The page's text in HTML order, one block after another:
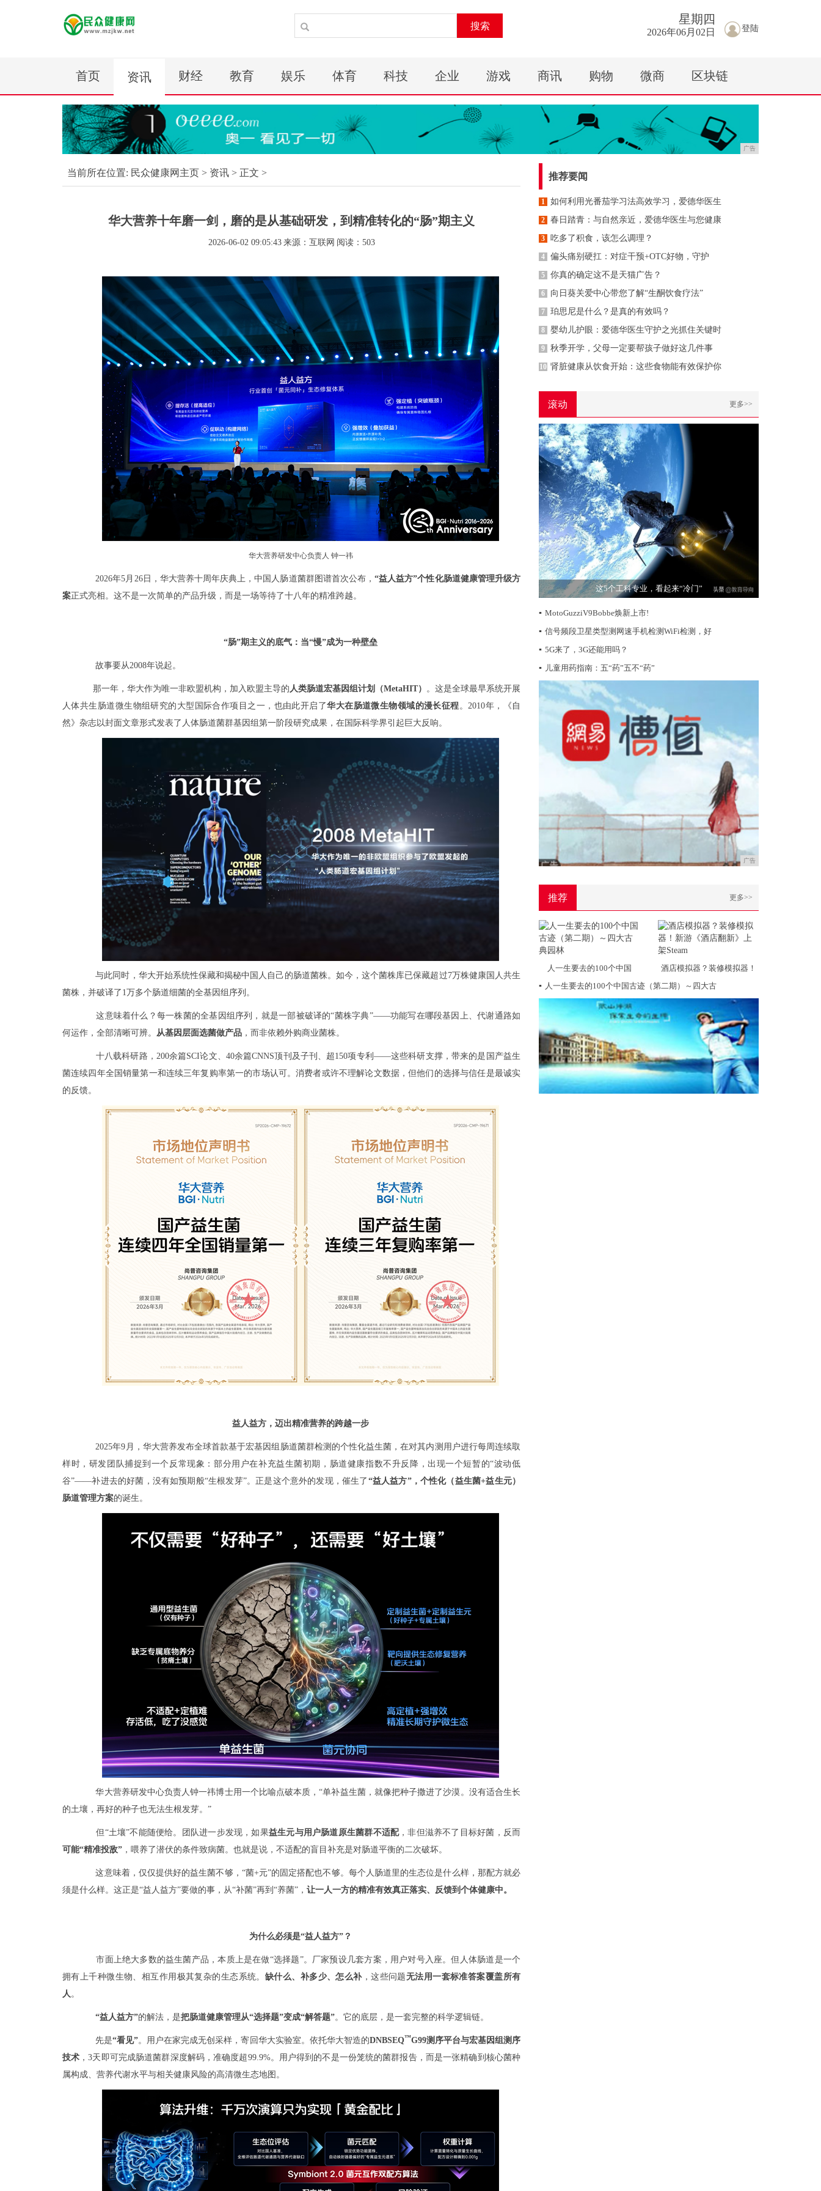
搜索 登陆
星期 四
2026年06月02日
首页 资讯 财经 教育 娱乐 体育 科技 企业 游戏 商讯 购物 微商 区块链
广告
当前所在位置: 民众健康网主页 > 资讯 > 正文 >
华大营养十年磨一剑，磨的是从基础研发，到精准转化的“肠”期主义
2026-06-02 09:05:43 来源：互联网 阅读：503
华大营养研发中心负责人 钟一祎
2026年5月26日，华大营养十周年庆典上，中国人肠道菌群图谱首次公布，“益人益方”个性化肠道健康管理升级方
案正式亮相。这不是一次简单的产品升级，而是一场等待了十八年的精准跨越。
“肠”期主义的底气：当“慢”成为一种壁垒
故事要从2008年说起。
那一年，华大作为唯一非欧盟机构，加入欧盟主导的 人类肠道宏基因组计划（MetaHIT） 。这是全球最早系统开展
人体共生肠道微生物组研究的大型国际合作项目之一，也由此开启了华大在肠道微生物领域的漫长征程。2010年，《自
然》杂志以封面文章形式发表了人体肠道菌群基因组第一阶段研究成果，在国际科学界引起巨大反响。
与此同时，华大开始系统性保藏和揭秘中国人自己的肠道菌株。如今，这个菌株库已保藏超过7万株健康国人共生
菌株，并破译了1万多个肠道细菌的全基因组序列。
这意味着什么？每一株菌的全基因组序列，就是一部被破译的“菌株字典”——功能写在哪段基因上、代谢通路如
何运作，全部清晰可辨。 从基因层面选菌做产品 ，而非依赖外购商业菌株。
十八载科研路，200余篇SCI论文、40余篇CNNS顶刊及子刊、超150项专利——这些科研支撑，带来的是国产益生
菌连续四年全国销量第一和连续三年复购率第一的市场认可。消费者或许不理解论文数据，但他们的选择与信任是最诚实
的反馈。
益人益方，迈出精准营养的跨越一步
2025年9月，华大营养发布全球首款基于宏基因组肠道菌群检测的个性化益生菌，在对其内测用户进行每周连续取
样时，研发团队捕捉到一个反常现象：部分用户在补充益生菌初期，肠道健康指数不升反降，出现一个短暂的“波动低
谷”——补进去的好菌，没有如预期般“生根发芽”。正是这个意外的发现，催生了 “益人益方”，个性化（益生菌+益生元）
肠道管理方案的诞生。
华大营养研发中心负责人钟一祎博士用一个比喻点破本质，“单补益生菌，就像把种子撒进了沙漠。没有适合生长
的土壤，再好的种子也无法生根发芽。”
但“土壤”不能随便给。团队进一步发现，如果益生元与用户肠道原生菌群不适配，非但滋养不了目标好菌，反而
可能“精准投敌” ，喂养了潜伏的条件致病菌。也就是说，不适配的盲目补充是对肠道平衡的二次破坏。
这意味着，仅仅提供好的益生菌不够，“菌+元”的固定搭配也不够。每个人肠道里的生态位是什么样，那配方就必
须是什么样。这正是“益人益方”要做的事，从“补菌”再到“养菌”， 让一人一方的精准有效真正落实、反馈到个体健康中。
为什么必须是“益人益方”？
市面上绝大多数的益生菌产品，本质上是在做“选择题”。厂家预设几套方案，用户对号入座。但人体肠道是一个
拥有上千种微生物、相互作用极其复杂的生态系统。 缺什么、补多少、怎么补，这些问题无法用一套标准答案覆盖所有
人。
“益人益方”的解法，是把肠道健康管理从“选择题”变成“解答题”。它的底层，是一套完整的科学逻辑链。
先是“看见”。用户在家完成无创采样，寄回华大实验室。依托华大智造的DNBSEQ™G99测序平台与宏基因组测序
技术 ，3天即可完成肠道菌群深度解码，准确度超99.9%。用户得到的不是一份笼统的菌群报告，而是一张精确到核心菌种
属构成、营养代谢水平与相关健康风险的高清微生态地图。
推荐要闻
1 如何利用光番茄学习法高效学习，爱德华医生
2 春日踏青：与自然亲近，爱德华医生与您健康
3 吃多了积食，该怎么调理？
4 偏头痛别硬扛：对症干预+OTC好物，守护
5 你真的确定这不是天猫广告？
6 向日葵关爱中心带您了解“生酮饮食疗法”
7 珀思尼是什么？是真的有效吗？
8 婴幼儿护眼：爱德华医生守护之光抓住关键时
9 秋季开学，父母一定要帮孩子做好这几件事
10 肾脏健康从饮食开始：这些食物能有效保护你
滚动 更多>>
这5个工科专业，看起来“冷门”
▪ MotoGuzziV9Bobbe焕新上市!
▪ 信号频段卫星类型测网速手机检测WiFi检测，好
▪ 5G来了，3G还能用吗？
▪ 儿童用药指南：五“药”五不“药”
广告
推荐 更多>>
人一生要去的100个中国
酒店模拟器？装修模拟器！
▪ 人一生要去的100个中国古迹（第二期）～四大古